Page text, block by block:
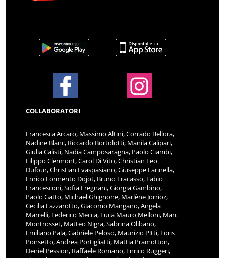
COLLABORATORI
Francesca Arcaro, Massimo Altini, Corrado Bellora,
Nadine Blanc, Riccardo Bortolotti, Manila Calipari,
Giulia Calisti, Nadia Camposaragna, Paolo Ciambi,
Filippo Clermont, Carol Di Vito, Christian Leo
Dufour, Christian Evaspasiano, Giuseppe Farinella,
Enrico Formento Dojot, Bruno Fracasso, Fabio
Francesconi, Sofia Fregnani, Giorgia Gambino,
Paolo Gatto, Michael Ghignone, Marlène Jorrioz,
Cecilia Lazzarotto, Giacomo Mangano, Angela
Marrelli, Federico Mecca, Luca Mauro Melloni, Marc
Montrosset, Matteo Nigra, Sabrina Olibano,
Emiliano Pala, Gabriele Peloso, Maurizio Pitti, Loris
Ponsetto, Andrea Portigliatti, Mattia Pramotton,
Deniel Pession, Raffaele Romano, Enrico Ruggeri,